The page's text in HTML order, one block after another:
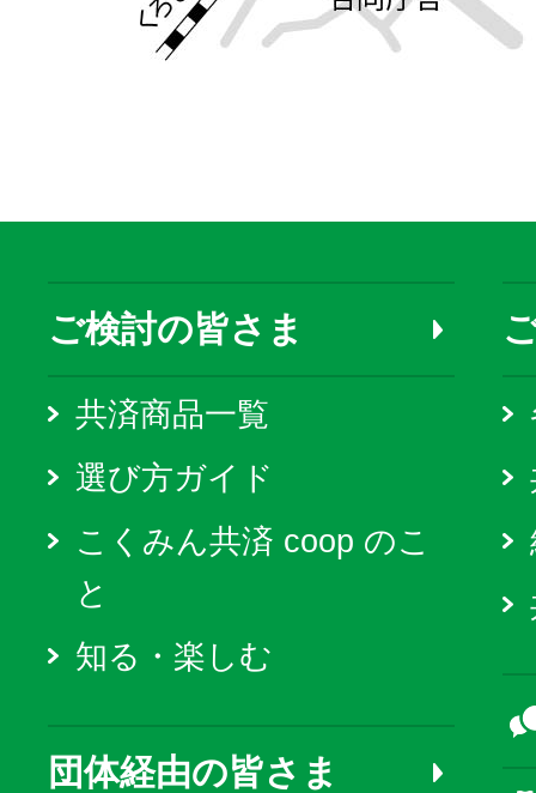
ご検討の皆さま
共済商品一覧
選び方ガイド
こくみん共済 coop のこ
と
知る・楽しむ
団体経由の皆さま